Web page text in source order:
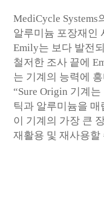
MediCycle
알루미늄 포장재인
Emily는 보다 발전
철저한 조사 끝에
는 기계의 능력에
“Sure Origin 기계
틱과 알루미늄을
이 기계의 가장 큰
재활용 및 재사용할